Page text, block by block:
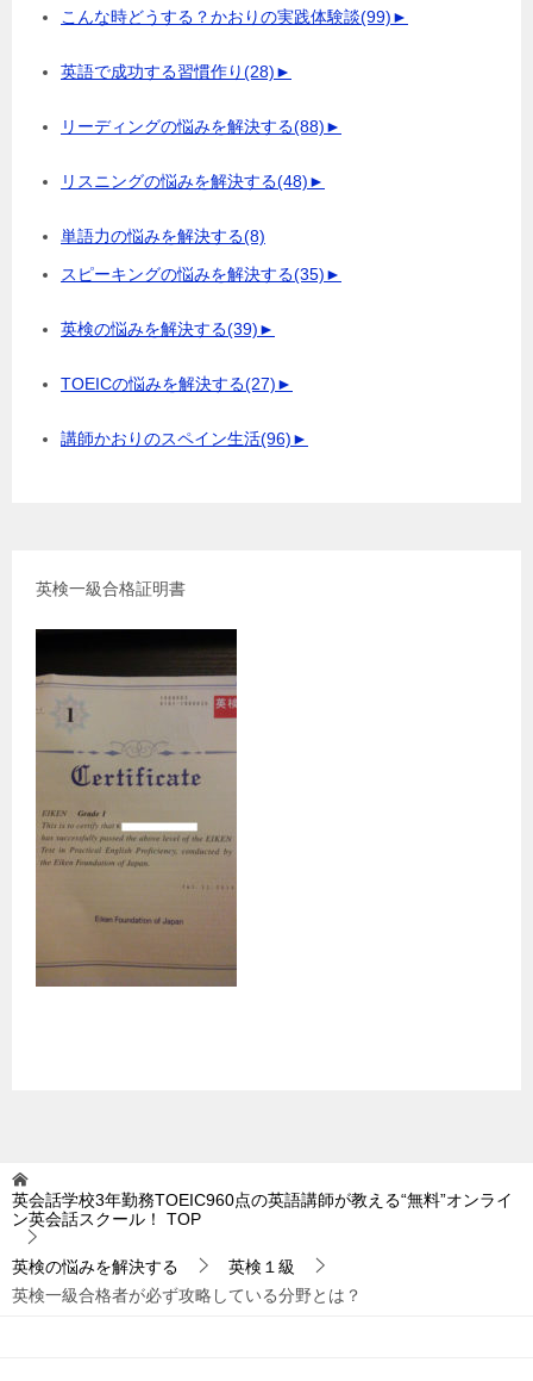
こんな時どうする？かおりの実践体験談(99)►
英語で成功する習慣作り(28)►
リーディングの悩みを解決する(88)►
リスニングの悩みを解決する(48)►
単語力の悩みを解決する(8)
スピーキングの悩みを解決する(35)►
英検の悩みを解決する(39)►
TOEICの悩みを解決する(27)►
講師かおりのスペイン生活(96)►
英検一級合格証明書
英会話学校3年勤務TOEIC960点の英語講師が教える“無料”オンライ
ン英会話スクール！
TOP
英検の悩みを解決する
英検１級
英検一級合格者が必ず攻略している分野とは？